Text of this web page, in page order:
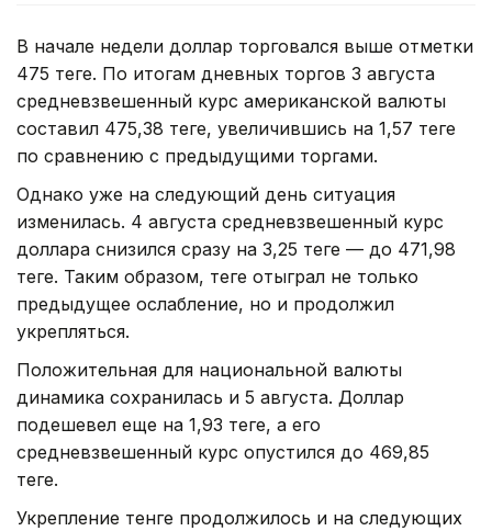
В начале недели доллар торговался выше отметки
475 теңге. По итогам дневных торгов 3 августа
средневзвешенный курс американской валюты
составил 475,38 теңге, увеличившись на 1,57 теңге
по сравнению с предыдущими торгами.
Однако уже на следующий день ситуация
изменилась. 4 августа средневзвешенный курс
доллара снизился сразу на 3,25 теңге — до 471,98
теңге. Таким образом, теңге отыграл не только
предыдущее ослабление, но и продолжил
укрепляться.
Положительная для национальной валюты
динамика сохранилась и 5 августа. Доллар
подешевел еще на 1,93 теңге, а его
средневзвешенный курс опустился до 469,85
теңге.
Укрепление тенге продолжилось и на следующих